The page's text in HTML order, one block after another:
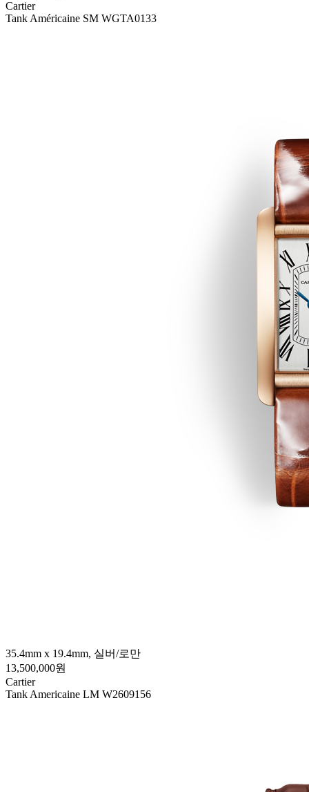
Cartier
Tank Américaine SM WGTA0133
35.4mm x 19.4mm, 실버/로만
13,500,000원
Cartier
Tank Americaine LM W2609156